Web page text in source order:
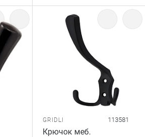
GRIDLI 113581
Крючок меб.